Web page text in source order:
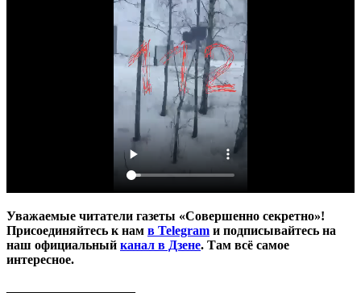
Уважаемые читатели газеты «Совершенно секретно»!
Присоединяйтесь к нам в Telegram и подписывайтесь на
наш официальный канал в Дзене. Там всё самое
интересное.